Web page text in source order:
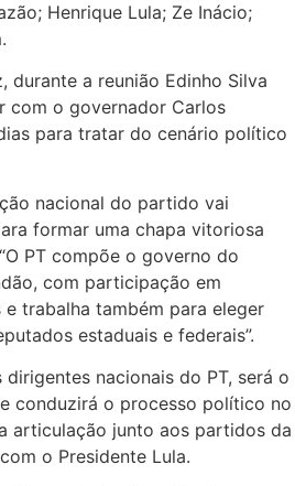
Henrique Lula; Ze Inácio;
durante a reunião Edinho Silva
com o governador Carlos
para tratar do cenário político
nacional do partido vai
formar uma chapa vitoriosa
PT compõe o governo do
com participação em
trabalha também para eleger
estaduais e federais”.
dirigentes nacionais do PT, será o
conduzirá o processo político no
articulação junto aos partidos da
o Presidente Lula.